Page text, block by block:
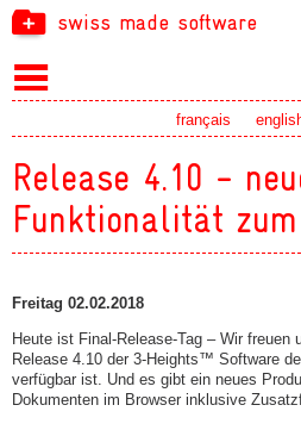
swiss made software
français
Release 4.10 -
Funktionalität
Freitag 02.02.2018
Heute ist Final-Release-Tag – Wir freuen
Release 4.10 der 3-Heights™ Software
verfügbar ist. Und es gibt ein neues
Dokumenten im Browser inklusive